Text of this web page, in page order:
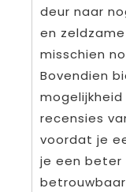
deur naar
en
misschien
Bovendien
recensies
voordat je
je een beter